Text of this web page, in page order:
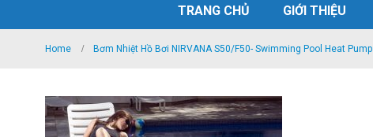
TRANG CHỦ GIỚI THIỆU
Home Bơm Nhiệt Hồ Bơi NIRVANA S50/F50- Swimming Pool Heat Pump